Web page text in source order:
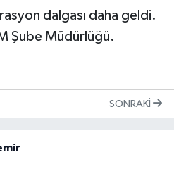
dalgası daha geldi.
Şube Müdürlüğü.
SONRAKI